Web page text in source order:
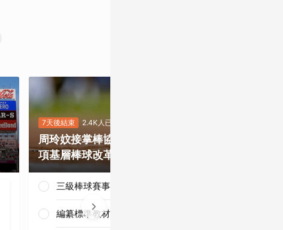
7天後結束 2.4K人已投
周玲妏接掌棒協，你最期待哪一
項基層棒球改革？
三級棒球賽事正常化
編纂標準教材與導入運科防護